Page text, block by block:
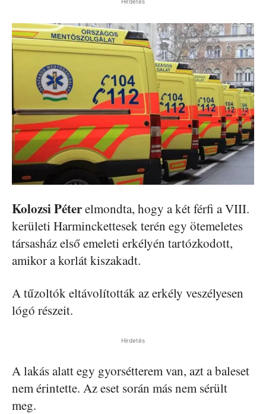
Kolozsi Péterelmondta, hogy a két férfi a VIII.
kerületi Harminckettesek terén egy ötemeletes
társasház első emeleti erkélyén tartózkodott,
amikor a korlát kiszakadt.
A tűzoltók eltávolították az erkély veszélyesen
lógó részeit.
Hirdetés
A lakás alatt egy gyorsétterem van, azt a baleset
nem érintette. Az eset során más nem sérült
meg.